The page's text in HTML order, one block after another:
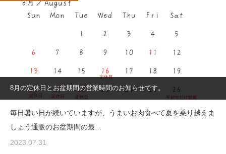
8月の定休日とお盆期間の営業時間のお知らせです。
毎日暑い日が続いていますが、うまいお肉食べて夏を乗り越えま
しょう通販のお盆期間の最…
2023.07.31